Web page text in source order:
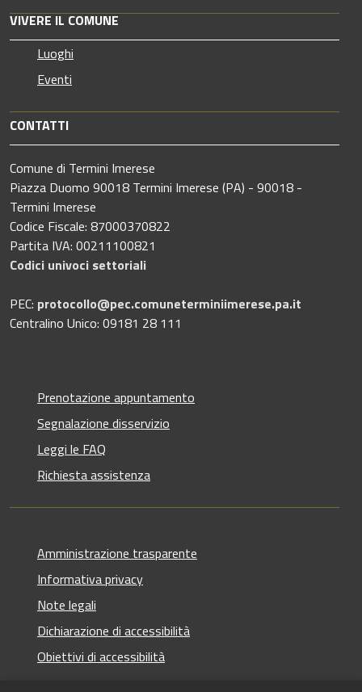
VIVERE IL COMUNE
Luoghi
Eventi
CONTATTI
Comune di Termini Imerese
Piazza Duomo 90018 Termini Imerese (PA) - 90018 -
Termini Imerese
Codice Fiscale: 87000370822
Partita IVA: 00211100821
Codici univoci settoriali
PEC: protocollo@pec.comuneterminiimerese.pa.it
Centralino Unico: 09181 28 111
Prenotazione appuntamento
Segnalazione disservizio
Leggi le FAQ
Richiesta assistenza
Amministrazione trasparente
Informativa privacy
Note legali
Dichiarazione di accessibilità
Obiettivi di accessibilità